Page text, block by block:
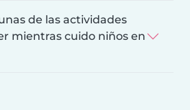
de las actividades
mientras cuido niños en